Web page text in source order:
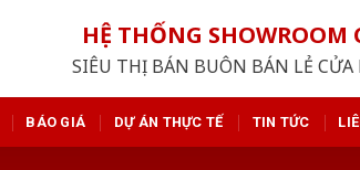
HỆ THỐNG
SIÊU THỊ BÁN BUÔN BÁN LẺ
BÁO GIÁ DỰ ÁN THỰC TẾ TIN TỨC